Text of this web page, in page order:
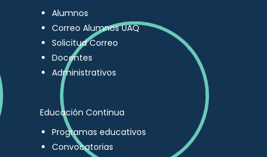
Alumnos
Correo Alumnos UAQ
Solicitud Correo
Docentes
Administrativos
Educación Continua
Programas educativos
Convocatorias